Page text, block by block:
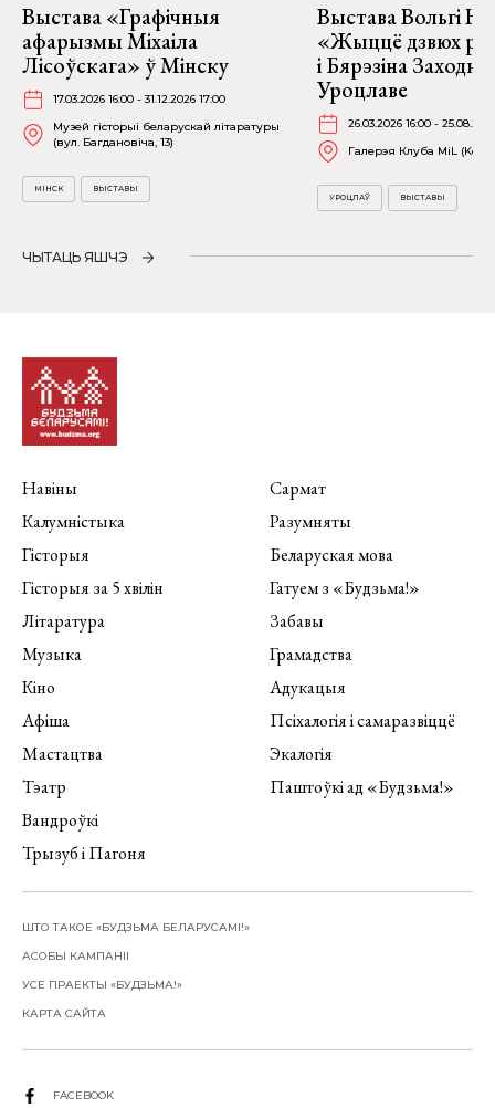
Выстава «Графічныя
афарызмы Міхаіла
Лісоўскага» ў Мінску
17.03.2026 16:00 - 31.12.2026 17:00
Музей гісторыі беларускай літаратуры
(вул. Багдановіча, 13)
МІНСК ВЫСТАВЫ
Выстава Вольгі
«Жыццё дзвюх
і Бярэзіна
Уроцлаве
26.03.2026 16:00 -
Галерэя Клуба MiL
УРОЦЛАЎ ВЫСТАВЫ
ЧЫТАЦЬ ЯШЧЭ
Навіны
Калумністыка
Гісторыя
Гісторыя за 5 хвілін
Літаратура
Музыка
Кіно
Афіша
Мастацтва
Тэатр
Вандроўкі
Трызуб і Пагоня
Сармат
Разумняты
Беларуская мова
Гатуем з «Будзьма!»
Забавы
Грамадства
Адукацыя
Псіхалогія і самаразвіццё
Экалогія
Паштоўкі ад «Будзьма!»
ШТО ТАКОЕ «БУДЗЬМА БЕЛАРУСАМІ!»
АСОБЫ КАМПАНІІ
УСЕ ПРАЕКТЫ «БУДЗЬМА!»
КАРТА САЙТА
FACEBOOK